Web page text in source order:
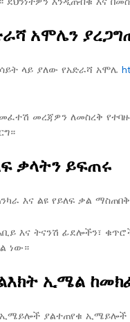
አሞሌን
ላይ ያለው የአድራሻ አሞሌ
መረጃዎን ለመስረቅ
ቃላትን ይፍጠሩ
እና ልዩ የይለፍ ቃል
እና ትናንሽ ፊደሎችን፣
ነው።
ኢሜል
ኢሜይሎች ያልተጠየቁ